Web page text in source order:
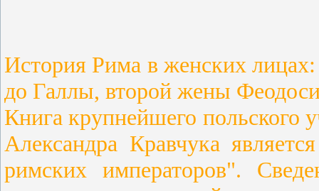
История Рима в женских
до Галлы, второй жены
Книга крупнейшего польского
Александра Кравчука
римских императоров".